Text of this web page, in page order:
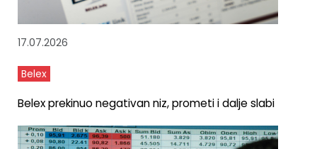
17.07.2026
Belex
Belex prekinuo negativan niz, prometi i dalje slabi